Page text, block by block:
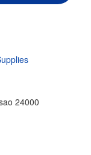
24000